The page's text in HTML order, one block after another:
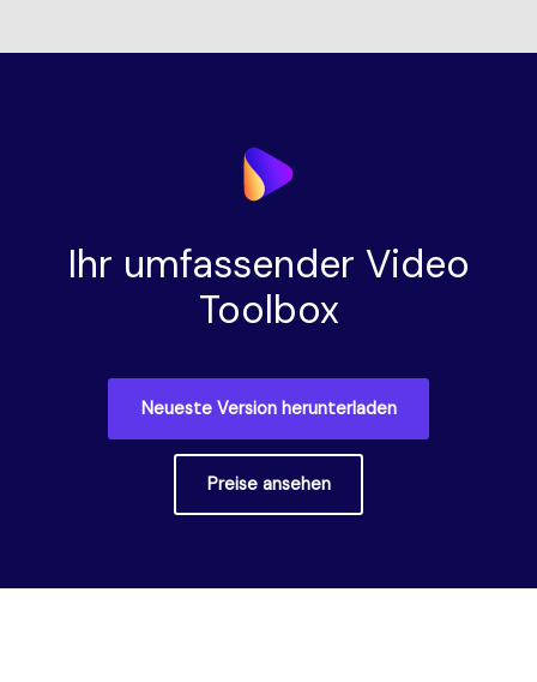
Ihr umfassender Video
Toolbox
Neueste Version herunterladen
Preise ansehen